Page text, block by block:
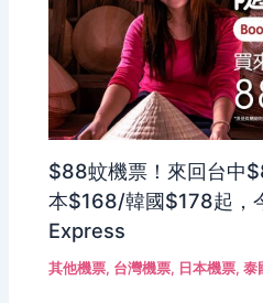
$88蚊機票！來回台中
本$168/韓國$178起，
Express
其他機票, 台灣機票, 日本機票,泰